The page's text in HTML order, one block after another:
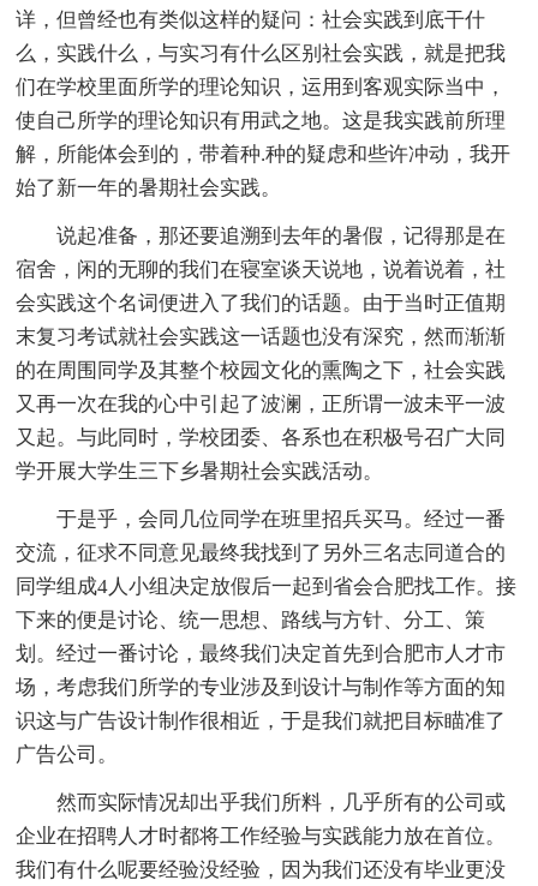
详，但曾经也有类似这样的疑问：社会实践到底干什
么，实践什么，与实习有什么区别社会实践，就是把我
们在学校里面所学的理论知识，运用到客观实际当中，
使自己所学的理论知识有用武之地。这是我实践前所理
解，所能体会到的，带着种.种的疑虑和些许冲动，我开
始了新一年的暑期社会实践。
说起准备，那还要追溯到去年的暑假，记得那是在
宿舍，闲的无聊的我们在寝室谈天说地，说着说着，社
会实践这个名词便进入了我们的话题。由于当时正值期
末复习考试就社会实践这一话题也没有深究，然而渐渐
的在周围同学及其整个校园文化的熏陶之下，社会实践
又再一次在我的心中引起了波澜，正所谓一波未平一波
又起。与此同时，学校团委、各系也在积极号召广大同
学开展大学生三下乡暑期社会实践活动。
于是乎，会同几位同学在班里招兵买马。经过一番
交流，征求不同意见最终我找到了另外三名志同道合的
同学组成4人小组决定放假后一起到省会合肥找工作。接
下来的便是讨论、统一思想、路线与方针、分工、策
划。经过一番讨论，最终我们决定首先到合肥市人才市
场，考虑我们所学的专业涉及到设计与制作等方面的知
识这与广告设计制作很相近，于是我们就把目标瞄准了
广告公司。
然而实际情况却出乎我们所料，几乎所有的公司或
企业在招聘人才时都将工作经验与实践能力放在首位。
我们有什么呢要经验没经验，因为我们还没有毕业更没